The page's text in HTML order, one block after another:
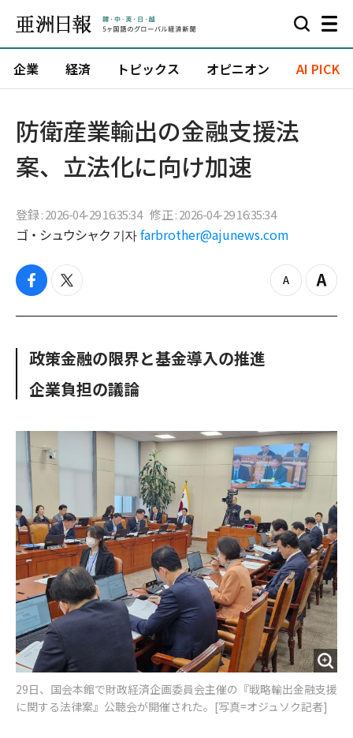
企業 経済 トピックス オピニオン AI PICK
防衛産業輸出の金融支援法
案、立法化に向け加速
登録 : 2026-04-29 16:35:34 修正 : 2026-04-29 16:35:34
ゴ・シュウシャク 기자 farbrother@ajunews.com
f
c
o
k
t
i
e
z
o
Z
o
政策金融の限界と基金導入の推進
企業負担の議論
29日、国会本館で財政経済企画委員会主催の『戦略輸出金融支援
に関する法律案』公聴会が開催された。[写真=オジュソク記者]